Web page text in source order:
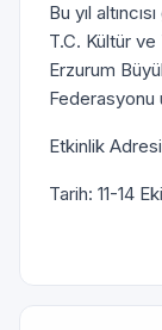
Bu yıl
T.C. Kültür ve
Erzurum
Etkinlik
Tarih: 11-14